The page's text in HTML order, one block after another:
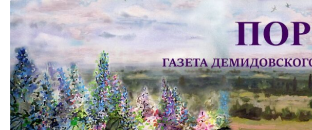
Перейти к содержимому